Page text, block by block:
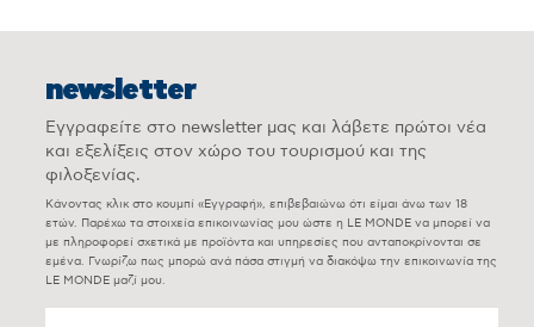
newsletter
Εγγραφείτε στο newsletter μας και λάβετε πρώτοι νέα
και εξελίξεις στον χώρο του τουρισμού και της
φιλοξενίας.
Κάνοντας κλικ στο κουμπί «Εγγραφή», επιβεβαιώνω ότι είμαι άνω των 18
ετών. Παρέχω τα στοιχεία επικοινωνίας μου ώστε η LE MONDE να μπορεί να
με πληροφορεί σχετικά με προϊόντα και υπηρεσίες που ανταποκρίνονται σε
εμένα. Γνωρίζω πως μπορώ ανά πάσα στιγμή να διακόψω την επικοινωνία της
LE MONDE μαζί μου.